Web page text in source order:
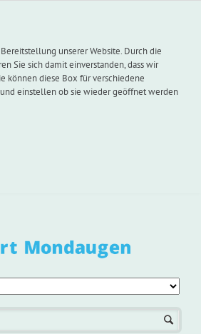
unserer Website. Durch die
Sie sich damit einverstanden, dass wir
können diese Box für verschiedene
einstellen ob sie wieder geöffnet werden